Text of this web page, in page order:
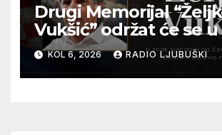
Drugi Memorijal
Vukšić” održat će se
12. kolovoza u Otoku
KOL 6, 2026 RADIO LJUBUŠKI